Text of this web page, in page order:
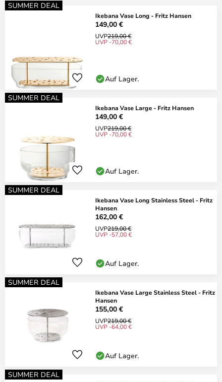
SUMMER DEAL
Ikebana Vase Long - Fritz Hansen
149,00 €
UVP219,00 €
UVP -70,00 €
Auf Lager.
SUMMER DEAL
Ikebana Vase Large - Fritz Hansen
149,00 €
UVP219,00 €
UVP -70,00 €
Auf Lager.
SUMMER DEAL
Ikebana Vase Long Stainless Steel - Fritz
Hansen
162,00 €
UVP219,00 €
UVP -57,00 €
Auf Lager.
SUMMER DEAL
Ikebana Vase Large Stainless Steel - Fritz
Hansen
155,00 €
UVP219,00 €
UVP -64,00 €
Auf Lager.
SUMMER DEAL